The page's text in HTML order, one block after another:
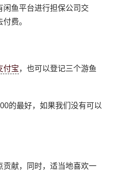
闲鱼平台进行担保公司交
费。
付宝，也可以登记三个游鱼
的最好，如果我们没有可以
贡献，同时，适当地喜欢一